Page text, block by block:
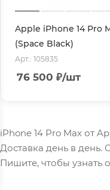
Apple iPhone 14 Pro
(Space Black)
Арт.: 105835
76 500 ₽/шт
iPhone 14 Pro Max от
Доставка день в
Пишите, чтобы узнать